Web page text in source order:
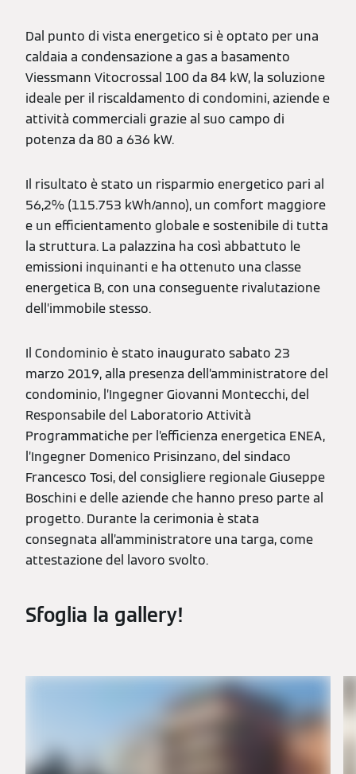
Dal punto di vista energetico si è optato per una
caldaia a condensazione a gas a basamento
Viessmann Vitocrossal 100 da 84 kW, la soluzione
ideale per il riscaldamento di condomini, aziende e
attività commerciali grazie al suo campo di
potenza da 80 a 636 kW.
Il risultato è stato un risparmio energetico pari al
56,2% (115.753 kWh/anno), un comfort maggiore
e un efficientamento globale e sostenibile di tutta
la struttura. La palazzina ha così abbattuto le
emissioni inquinanti e ha ottenuto una classe
energetica B, con una conseguente rivalutazione
dell’immobile stesso.
Il Condominio è stato inaugurato sabato 23
marzo 2019, alla presenza dell’amministratore del
condominio, l’Ingegner Giovanni Montecchi, del
Responsabile del Laboratorio Attività
Programmatiche per l’efficienza energetica ENEA,
l’Ingegner Domenico Prisinzano, del sindaco
Francesco Tosi, del consigliere regionale Giuseppe
Boschini e delle aziende che hanno preso parte al
progetto. Durante la cerimonia è stata
consegnata all’amministratore una targa, come
attestazione del lavoro svolto.
Sfoglia la gallery!